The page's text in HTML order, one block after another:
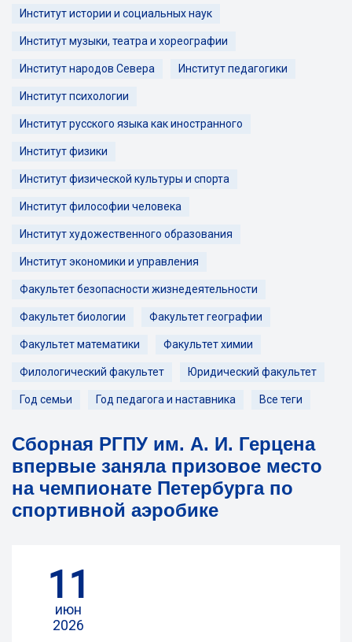
Институт истории и социальных наук
Институт музыки, театра и хореографии
Институт народов Севера Институт педагогики
Институт психологии
Институт русского языка как иностранного
Институт физики
Институт физической культуры и спорта
Институт философии человека
Институт художественного образования
Институт экономики и управления
Факультет безопасности жизнедеятельности
Факультет биологии Факультет географии
Факультет математики Факультет химии
Филологический факультет Юридический факультет
Год семьи Год педагога и наставника Все теги
Сборная РГПУ им. А. И. Герцена
впервые заняла призовое место
на чемпионате Петербурга по
спортивной аэробике
11
июн
2026